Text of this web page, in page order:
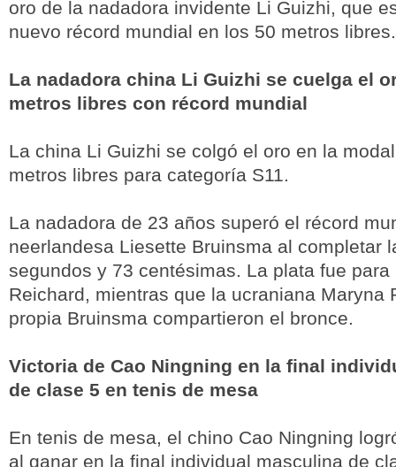
oro de la nadadora invidente Li Guizhi, que
nuevo récord mundial en los 50 metros libres.
La nadadora china Li Guizhi se cuelga el
metros libres con récord mundial
La china Li Guizhi se colgó el oro en la
metros libres para categoría S11.
La nadadora de 23 años superó el récord
neerlandesa Liesette Bruinsma al completar
segundos y 73 centésimas. La plata fue
Reichard, mientras que la ucraniana Maryna
propia Bruinsma compartieron el bronce.
Victoria de Cao Ningning en la final
de clase 5 en tenis de mesa
En tenis de mesa, el chino Cao Ningning
al ganar en la final individual masculina de